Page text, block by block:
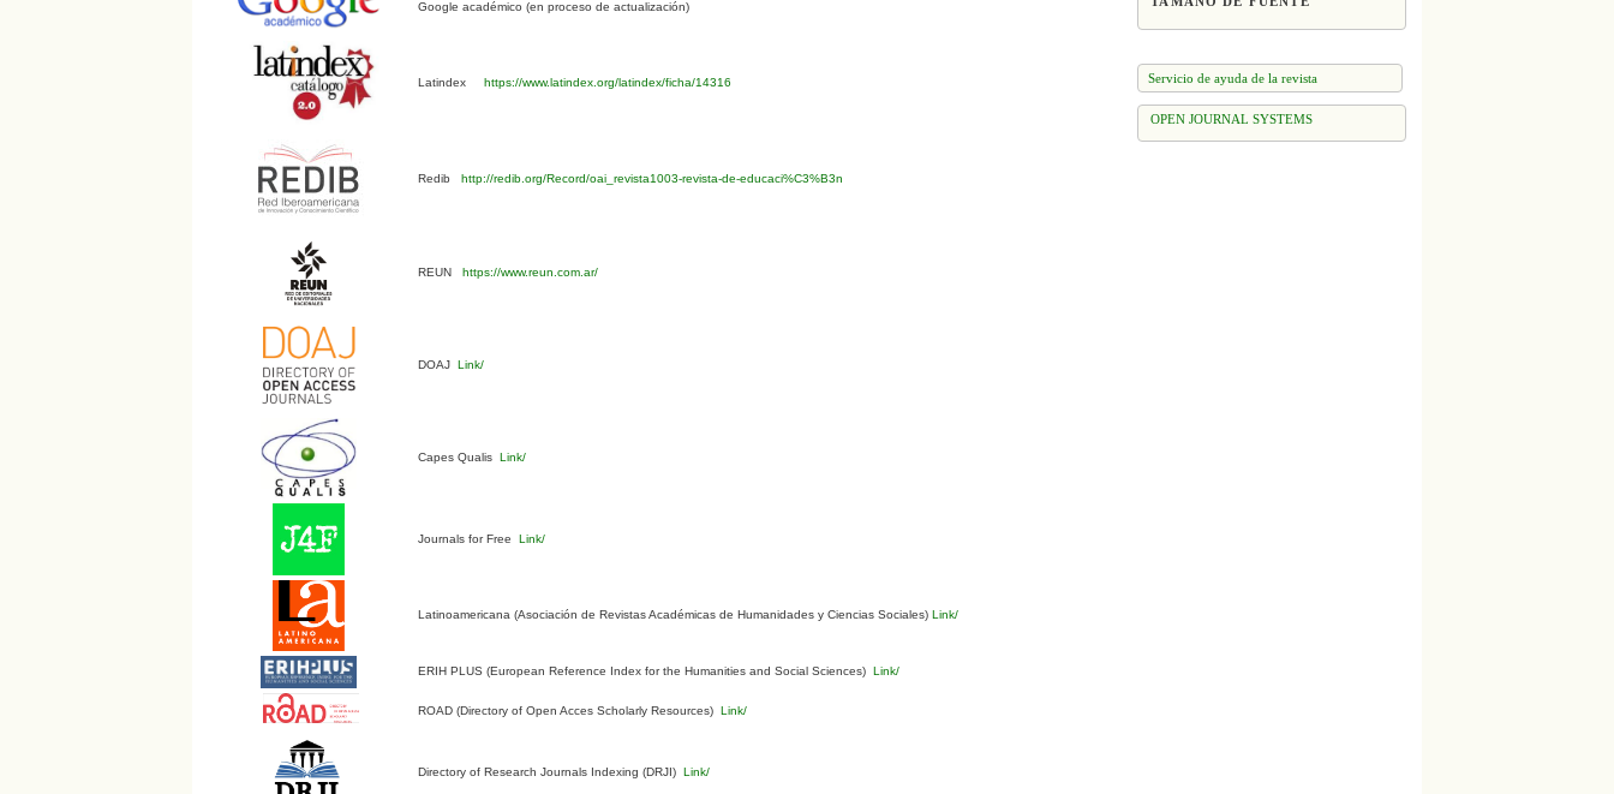
Servicio de ayuda de la revista
OPEN JOURNAL SYSTEMS
Google académico (en proceso de actualización)
Latindex https://www.latindex.org/latindex/ficha/14316
Redib http://redib.org/Record/oai_revista1003-revista-de-educaci%C3%B3n
REUN https://www.reun.com.ar/
DOAJ Link/
Capes Qualis Link/
Journals for Free Link/
Latinoamericana (Asociación de Revistas Académicas de Humanidades y Ciencias Sociales)Link/
ERIH PLUS (European Reference Index for the Humanities and Social Sciences) Link/
ROAD (Directory of Open Acces Scholarly Resources) Link/
Directory of Research Journals Indexing (DRJI) Link/